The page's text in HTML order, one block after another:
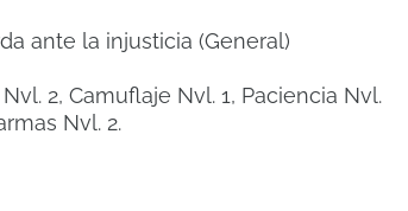
ante la injusticia (General)
2, Camuflaje Nvl. 1, Paciencia Nvl.
Nvl. 2.